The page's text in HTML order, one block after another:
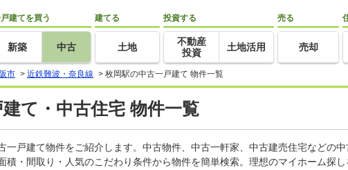
建てを買う
新築 中古
建てる
土地
投資する
不動産
投資
土地活用
売る
売却
市 > 近鉄難波・奈良線 > 枚岡駅の中古一戸建て 物件一覧
て・中古住宅 物件一覧
戸建て物件をご紹介します。中古物件、中古一軒家、中古建売住宅などの
・間取り・人気のこだわり条件から物件を簡単検索。理想のマイホーム探